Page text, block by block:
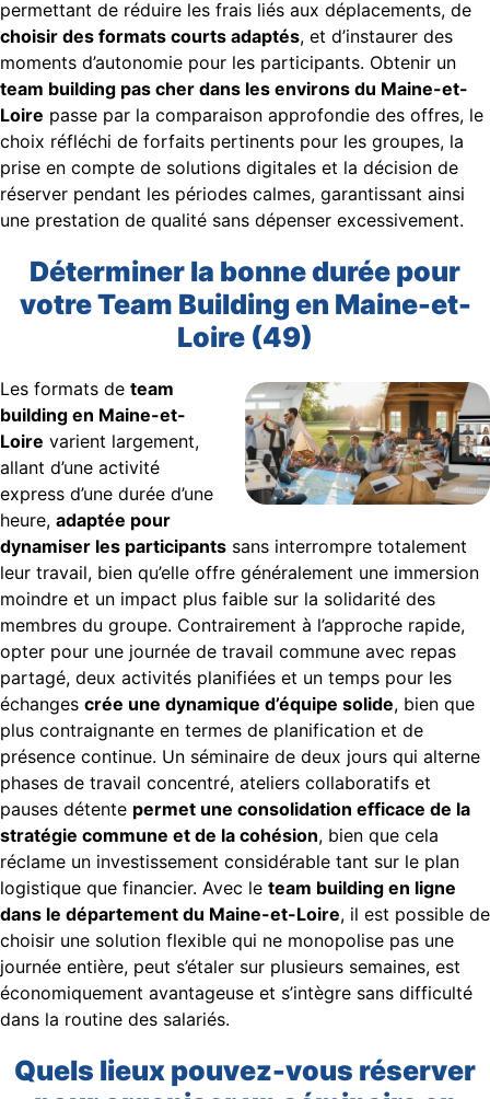
permettant de réduire les frais liés aux déplacements, de
choisir des formats courts adaptés, et d’instaurer des
moments d’autonomie pour les participants. Obtenir un
team building pas cher dans les environs du Maine-et-
Loire passe par la comparaison approfondie des offres, le
choix réfléchi de forfaits pertinents pour les groupes, la
prise en compte de solutions digitales et la décision de
réserver pendant les périodes calmes, garantissant ainsi
une prestation de qualité sans dépenser excessivement.
Déterminer la bonne durée pour
votre Team Building en Maine-et-
Loire (49)
Les formats de team
building en Maine-et-
Loire varient largement,
allant d’une activité
express d’une durée d’une
heure, adaptée pour
dynamiser les participants sans interrompre totalement
leur travail, bien qu’elle offre généralement une immersion
moindre et un impact plus faible sur la solidarité des
membres du groupe. Contrairement à l’approche rapide,
opter pour une journée de travail commune avec repas
partagé, deux activités planifiées et un temps pour les
échanges crée une dynamique d’équipe solide, bien que
plus contraignante en termes de planification et de
présence continue. Un séminaire de deux jours qui alterne
phases de travail concentré, ateliers collaboratifs et
pauses détente permet une consolidation efficace de la
stratégie commune et de la cohésion, bien que cela
réclame un investissement considérable tant sur le plan
logistique que financier. Avec le team building en ligne
dans le département du Maine-et-Loire, il est possible de
choisir une solution flexible qui ne monopolise pas une
journée entière, peut s’étaler sur plusieurs semaines, est
économiquement avantageuse et s’intègre sans difficulté
dans la routine des salariés.
Quels lieux pouvez-vous réserver